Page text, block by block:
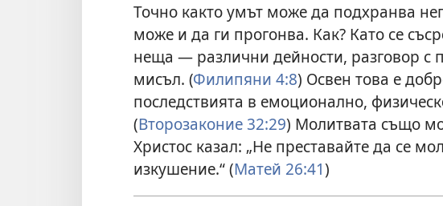
Точно както умът може да подхранва
може и да ги прогонва. Как? Като се
неща — различни дейности, разговор с
мисъл. (Филипяни 4:8) Освен това е
последствията в емоционално,
(Второзаконие 32:29) Молитвата също
Христос казал: „Не преставайте да се
изкушение.“ (Матей 26:41)